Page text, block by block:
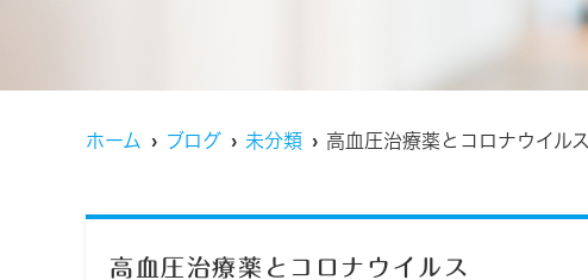
ホーム ブログ 未分類 高血圧治療薬とコロナウイルス
高血圧治療薬とコロナウイルス